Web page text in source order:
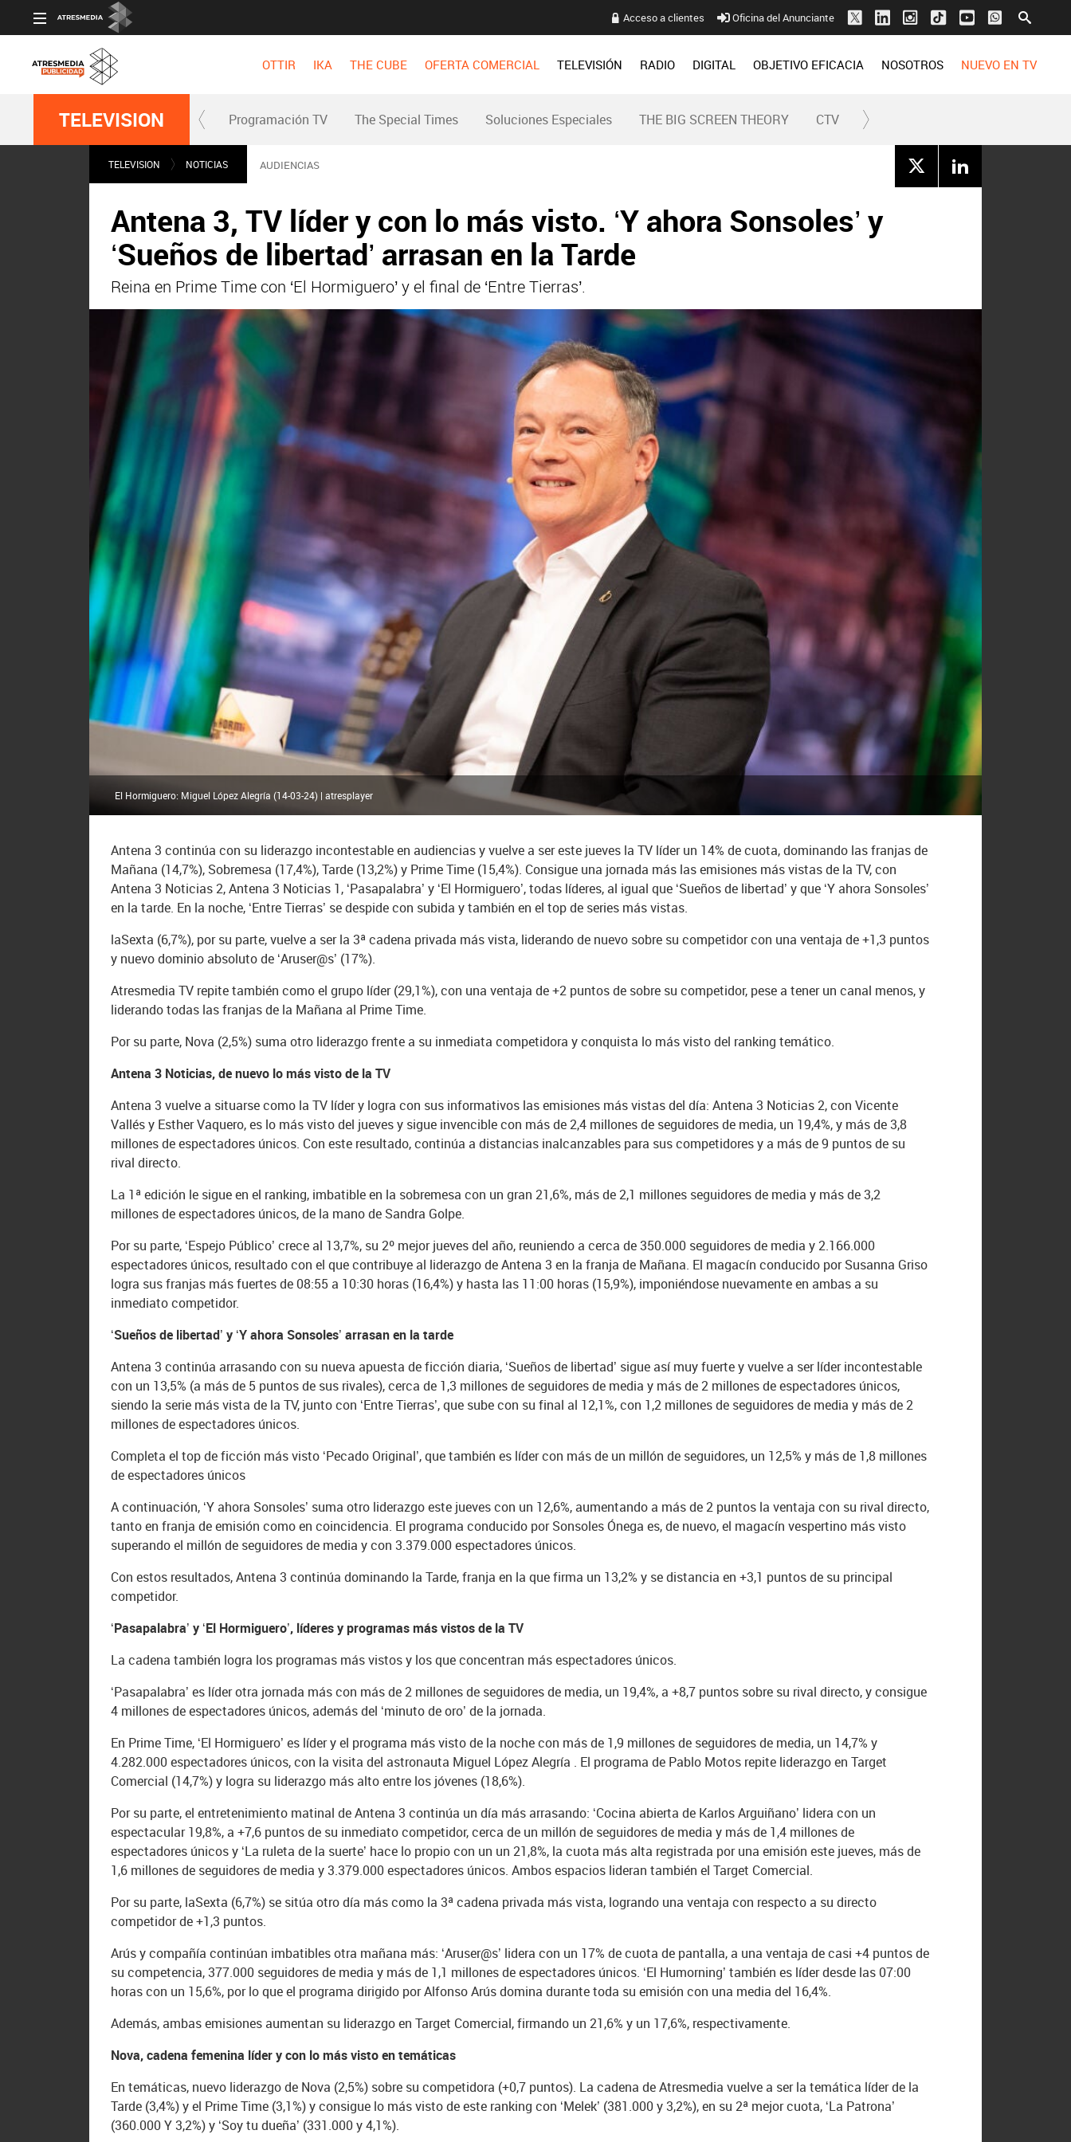
Acceso a clientes Oficina del Anunciante
OTTIR IKA THE CUBE OFERTA COMERCIAL TELEVISIÓN RADIO DIGITAL OBJETIVO EFICACIA NOSOTROS NUEVO EN TV
TELEVISION Programación TV The Special Times Soluciones Especiales THE BIG SCREEN THEORY CTV
TELEVISION NOTICIAS AUDIENCIAS
Antena 3, TV líder y con lo más visto. ‘Y ahora Sonsoles’ y
‘Sueños de libertad’ arrasan en la Tarde
Reina en Prime Time con ‘El Hormiguero’ y el final de ‘Entre Tierras’.
El Hormiguero: Miguel López Alegría (14-03-24) | atresplayer
Antena 3 continúa con su liderazgo incontestable en audiencias y vuelve a ser este jueves la TV líder un 14% de cuota, dominando las franjas de
Mañana (14,7%), Sobremesa (17,4%), Tarde (13,2%) y Prime Time (15,4%). Consigue una jornada más las emisiones más vistas de la TV, con
Antena 3 Noticias 2, Antena 3 Noticias 1, ‘Pasapalabra’ y ‘El Hormiguero’, todas líderes, al igual que ‘Sueños de libertad’ y que ‘Y ahora Sonsoles’
en la tarde. En la noche, ‘Entre Tierras’ se despide con subida y también en el top de series más vistas.
laSexta (6,7%), por su parte, vuelve a ser la 3ª cadena privada más vista, liderando de nuevo sobre su competidor con una ventaja de +1,3 puntos
y nuevo dominio absoluto de ‘Aruser@s’ (17%).
Atresmedia TV repite también como el grupo líder (29,1%), con una ventaja de +2 puntos de sobre su competidor, pese a tener un canal menos, y
liderando todas las franjas de la Mañana al Prime Time.
Por su parte, Nova (2,5%) suma otro liderazgo frente a su inmediata competidora y conquista lo más visto del ranking temático.
Antena 3 Noticias, de nuevo lo más visto de la TV
Antena 3 vuelve a situarse como la TV líder y logra con sus informativos las emisiones más vistas del día: Antena 3 Noticias 2, con Vicente
Vallés y Esther Vaquero, es lo más visto del jueves y sigue invencible con más de 2,4 millones de seguidores de media, un 19,4%, y más de 3,8
millones de espectadores únicos. Con este resultado, continúa a distancias inalcanzables para sus competidores y a más de 9 puntos de su
rival directo.
La 1ª edición le sigue en el ranking, imbatible en la sobremesa con un gran 21,6%, más de 2,1 millones seguidores de media y más de 3,2
millones de espectadores únicos, de la mano de Sandra Golpe.
Por su parte, ‘Espejo Público’ crece al 13,7%, su 2º mejor jueves del año, reuniendo a cerca de 350.000 seguidores de media y 2.166.000
espectadores únicos, resultado con el que contribuye al liderazgo de Antena 3 en la franja de Mañana. El magacín conducido por Susanna Griso
logra sus franjas más fuertes de 08:55 a 10:30 horas (16,4%) y hasta las 11:00 horas (15,9%), imponiéndose nuevamente en ambas a su
inmediato competidor.
‘Sueños de libertad’ y ‘Y ahora Sonsoles’ arrasan en la tarde
Antena 3 continúa arrasando con su nueva apuesta de ficción diaria, ‘Sueños de libertad’ sigue así muy fuerte y vuelve a ser líder incontestable
con un 13,5% (a más de 5 puntos de sus rivales), cerca de 1,3 millones de seguidores de media y más de 2 millones de espectadores únicos,
siendo la serie más vista de la TV, junto con ‘Entre Tierras’, que sube con su final al 12,1%, con 1,2 millones de seguidores de media y más de 2
millones de espectadores únicos.
Completa el top de ficción más visto ‘Pecado Original’, que también es líder con más de un millón de seguidores, un 12,5% y más de 1,8 millones
de espectadores únicos
A continuación, ‘Y ahora Sonsoles’ suma otro liderazgo este jueves con un 12,6%, aumentando a más de 2 puntos la ventaja con su rival directo,
tanto en franja de emisión como en coincidencia. El programa conducido por Sonsoles Ónega es, de nuevo, el magacín vespertino más visto
superando el millón de seguidores de media y con 3.379.000 espectadores únicos.
Con estos resultados, Antena 3 continúa dominando la Tarde, franja en la que firma un 13,2% y se distancia en +3,1 puntos de su principal
competidor.
‘Pasapalabra’ y ‘El Hormiguero’, líderes y programas más vistos de la TV
La cadena también logra los programas más vistos y los que concentran más espectadores únicos.
‘Pasapalabra’ es líder otra jornada más con más de 2 millones de seguidores de media, un 19,4%, a +8,7 puntos sobre su rival directo, y consigue
4 millones de espectadores únicos, además del ‘minuto de oro’ de la jornada.
En Prime Time, ‘El Hormiguero’ es líder y el programa más visto de la noche con más de 1,9 millones de seguidores de media, un 14,7% y
4.282.000 espectadores únicos, con la visita del astronauta Miguel López Alegría . El programa de Pablo Motos repite liderazgo en Target
Comercial (14,7%) y logra su liderazgo más alto entre los jóvenes (18,6%).
Por su parte, el entretenimiento matinal de Antena 3 continúa un día más arrasando: ‘Cocina abierta de Karlos Arguiñano’ lidera con un
espectacular 19,8%, a +7,6 puntos de su inmediato competidor, cerca de un millón de seguidores de media y más de 1,4 millones de
espectadores únicos y ‘La ruleta de la suerte’ hace lo propio con un un 21,8%, la cuota más alta registrada por una emisión este jueves, más de
1,6 millones de seguidores de media y 3.379.000 espectadores únicos. Ambos espacios lideran también el Target Comercial.
Por su parte, laSexta (6,7%) se sitúa otro día más como la 3ª cadena privada más vista, logrando una ventaja con respecto a su directo
competidor de +1,3 puntos.
Arús y compañía continúan imbatibles otra mañana más: ‘Aruser@s’ lidera con un 17% de cuota de pantalla, a una ventaja de casi +4 puntos de
su competencia, 377.000 seguidores de media y más de 1,1 millones de espectadores únicos. ‘El Humorning’ también es líder desde las 07:00
horas con un 15,6%, por lo que el programa dirigido por Alfonso Arús domina durante toda su emisión con una media del 16,4%.
Además, ambas emisiones aumentan su liderazgo en Target Comercial, firmando un 21,6% y un 17,6%, respectivamente.
Nova, cadena femenina líder y con lo más visto en temáticas
En temáticas, nuevo liderazgo de Nova (2,5%) sobre su competidora (+0,7 puntos). La cadena de Atresmedia vuelve a ser la temática líder de la
Tarde (3,4%) y el Prime Time (3,1%) y consigue lo más visto de este ranking con ‘Melek’ (381.000 y 3,2%), en su 2ª mejor cuota, ‘La Patrona’
(360.000 Y 3,2%) y ‘Soy tu dueña’ (331.000 y 4,1%).